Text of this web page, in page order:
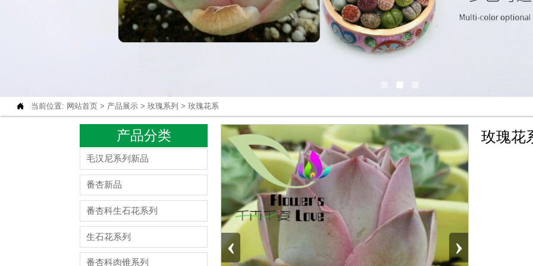
 当前位置: 网站首页> 产品展示> 玫瑰系列 > 玫瑰花系
产品分类
毛汉尼系列新品
番杏新品
番杏科生石花系列
生石花系列
番杏科肉锥系列
‹ ›
玫瑰花